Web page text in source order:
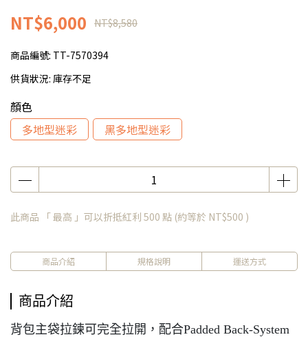
NT$6,000 NT$8,580
商品編號: TT-7570394
供貨狀況: 庫存不足
顏色
多地型迷彩
黑多地型迷彩
此商品 「 最高 」可以折抵紅利 500 點 (約等於 NT$500 )
商品介紹 規格說明 運送方式
商品介紹
背包主袋拉鍊可完全拉開，配合Padded Back-System